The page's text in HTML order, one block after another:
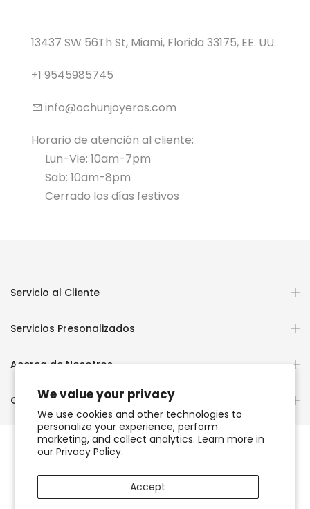
We value your privacy
We use cookies and other technologies to
personalize your experience, perform
marketing, and collect analytics. Learn more in
ourPrivacy Policy.
Accept
13437 SW 56Th St, Miami, Florida 33175, EE. UU.
+1 9545985745
info@ochunjoyeros.com
Horario de atención al cliente:
Lun-Vie: 10am-7pm
Sab: 10am-8pm
Cerrado los días festivos
Servicio al Cliente
Servicios Presonalizados
Acerca de Nosotros
Guías y Educación
Copyright © 2026OCHUN JOYEROS®